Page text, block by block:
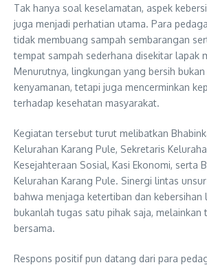
Tak hanya soal keselamatan, aspek
juga menjadi perhatian utama. Para
tidak membuang sampah sembarangan
tempat sampah sederhana disekitar lapak
Menurutnya, lingkungan yang bersih
kenyamanan, tetapi juga mencerminkan
terhadap kesehatan masyarakat.
Kegiatan tersebut turut melibatkan
Kelurahan Karang Pule, Sekretaris
Kesejahteraan Sosial, Kasi Ekonomi, serta
Kelurahan Karang Pule. Sinergi lintas
bahwa menjaga ketertiban dan kebersihan
bukanlah tugas satu pihak saja, melainkan
bersama.
Respons positif pun datang dari para